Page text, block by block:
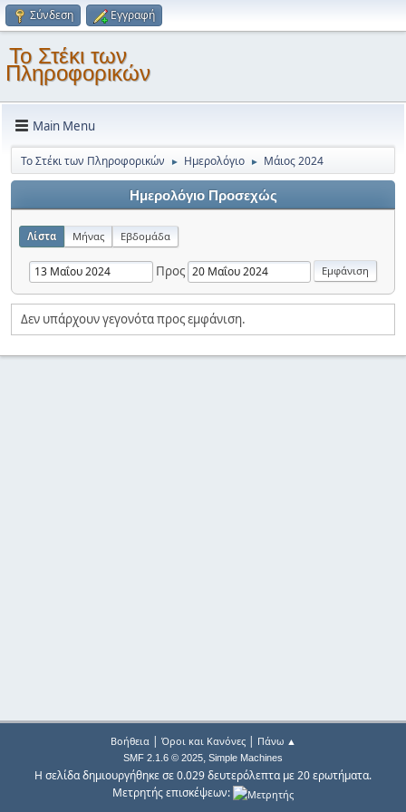
Σύνδεση Εγγραφή
Το Στέκι των
Πληροφορικών
Main Menu
Το Στέκι των Πληροφορικών ► Ημερολόγιο ► Μάιος 2024
Ημερολόγιο Προσεχώς
Λίστα Μήνας Εβδομάδα
Προς
Δεν υπάρχουν γεγονότα προς εμφάνιση.
Βοήθεια| Όροι και Κανόνες| Πάνω ▲
SMF 2.1.6 © 2025, Simple Machines
Η σελίδα δημιουργήθηκε σε 0.029 δευτερόλεπτα με 20 ερωτήματα.
Μετρητής επισκέψεων: